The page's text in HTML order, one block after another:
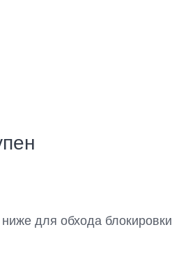
для обхода блокировки